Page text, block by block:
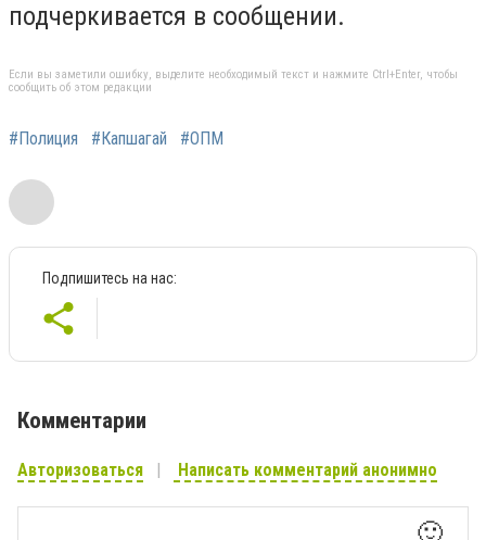
подчеркивается в сообщении.
Если вы заметили ошибку, выделите необходимый текст и нажмите Ctrl+Enter, чтобы
сообщить об этом редакции
#Полиция #Капшагай #ОПМ
Подпишитесь на нас:
Комментарии
Авторизоваться Написать комментарий анонимно
🙂